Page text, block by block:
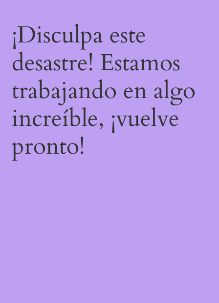
¡Disculpa este
desastre! Estamos
trabajando en algo
increíble, ¡vuelve
pronto!